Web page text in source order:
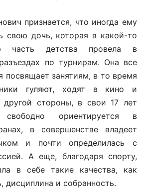
признается, что иногда ему
свою дочь, которая в какой-то
часть детства провела в
по турнирам. Она все
посвящает занятиям, в то время
гуляют, ходят в кино и
стороны, в свои 17 лет
ориентируется в
в совершенстве владеет
и почти определилась с
А еще, благодаря спорту,
в себе такие качества, как
дисциплина и собранность.